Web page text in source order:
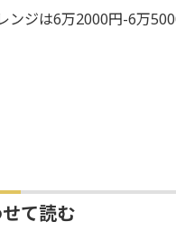
ンジは6万2000円-6万
て読む